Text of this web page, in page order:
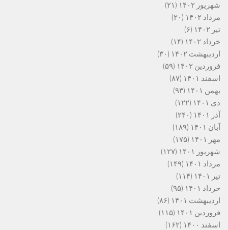
شهریور ۱۴۰۲
(۲۱)
مرداد ۱۴۰۲
(۲۰)
تیر ۱۴۰۲
(۶)
خرداد ۱۴۰۲
(۱۴)
اردیبهشت ۱۴۰۲
(۳۰)
فروردین ۱۴۰۲
(۵۹)
اسفند ۱۴۰۱
(۸۷)
بهمن ۱۴۰۱
(۹۳)
دی ۱۴۰۱
(۱۲۲)
آذر ۱۴۰۱
(۲۴۰)
آبان ۱۴۰۱
(۱۸۹)
مهر ۱۴۰۱
(۱۷۵)
شهریور ۱۴۰۱
(۱۲۷)
مرداد ۱۴۰۱
(۱۴۹)
تیر ۱۴۰۱
(۱۱۴)
خرداد ۱۴۰۱
(۹۵)
اردیبهشت ۱۴۰۱
(۸۶)
فروردین ۱۴۰۱
(۱۱۵)
اسفند ۱۴۰۰
(۱۶۲)